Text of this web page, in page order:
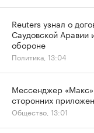
Reuters узнал о
Саудовской Аравии
обороне
Политика, 13:04
Мессенджер «Макс»
сторонних
Общество, 13:01